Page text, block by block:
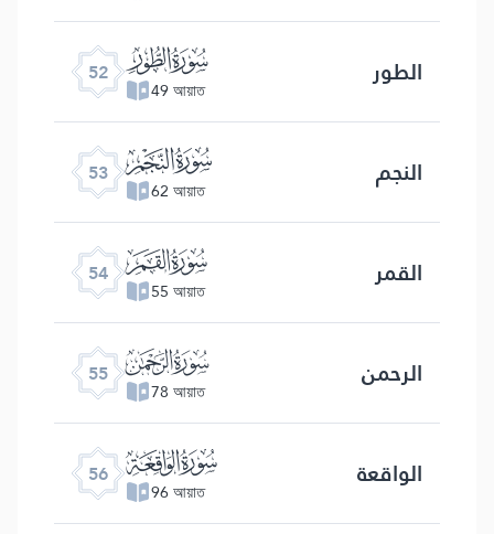
52 ﯡ
49 আয়াত الطور
53 ﯢ
62 আয়াত النجم
54 ﯣ
55 আয়াত القمر
55 ﯤ
78 আয়াত الرحمن
56 ﯥ
96 আয়াত الواقعة